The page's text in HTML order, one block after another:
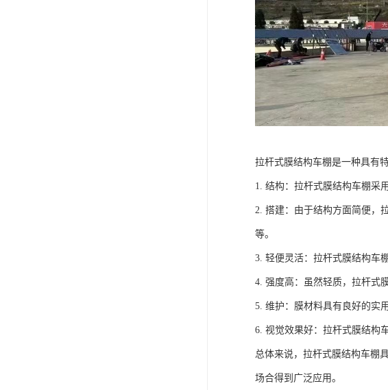
拉杆式膜结构车棚是一种具有
1. 结构：拉杆式膜结构车棚采
2. 搭建：由于结构方面简便，
等。
3. 轻便灵活：拉杆式膜结构车
4. 强度高：虽然轻质，拉杆式
5. 维护：膜材料具有良好的实
6. 视觉效果好：拉杆式膜结构
总体来说，拉杆式膜结构车棚
场合得到广泛应用。